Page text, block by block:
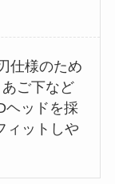
仕様のため
ご下など
ヘッドを採
ィットしや